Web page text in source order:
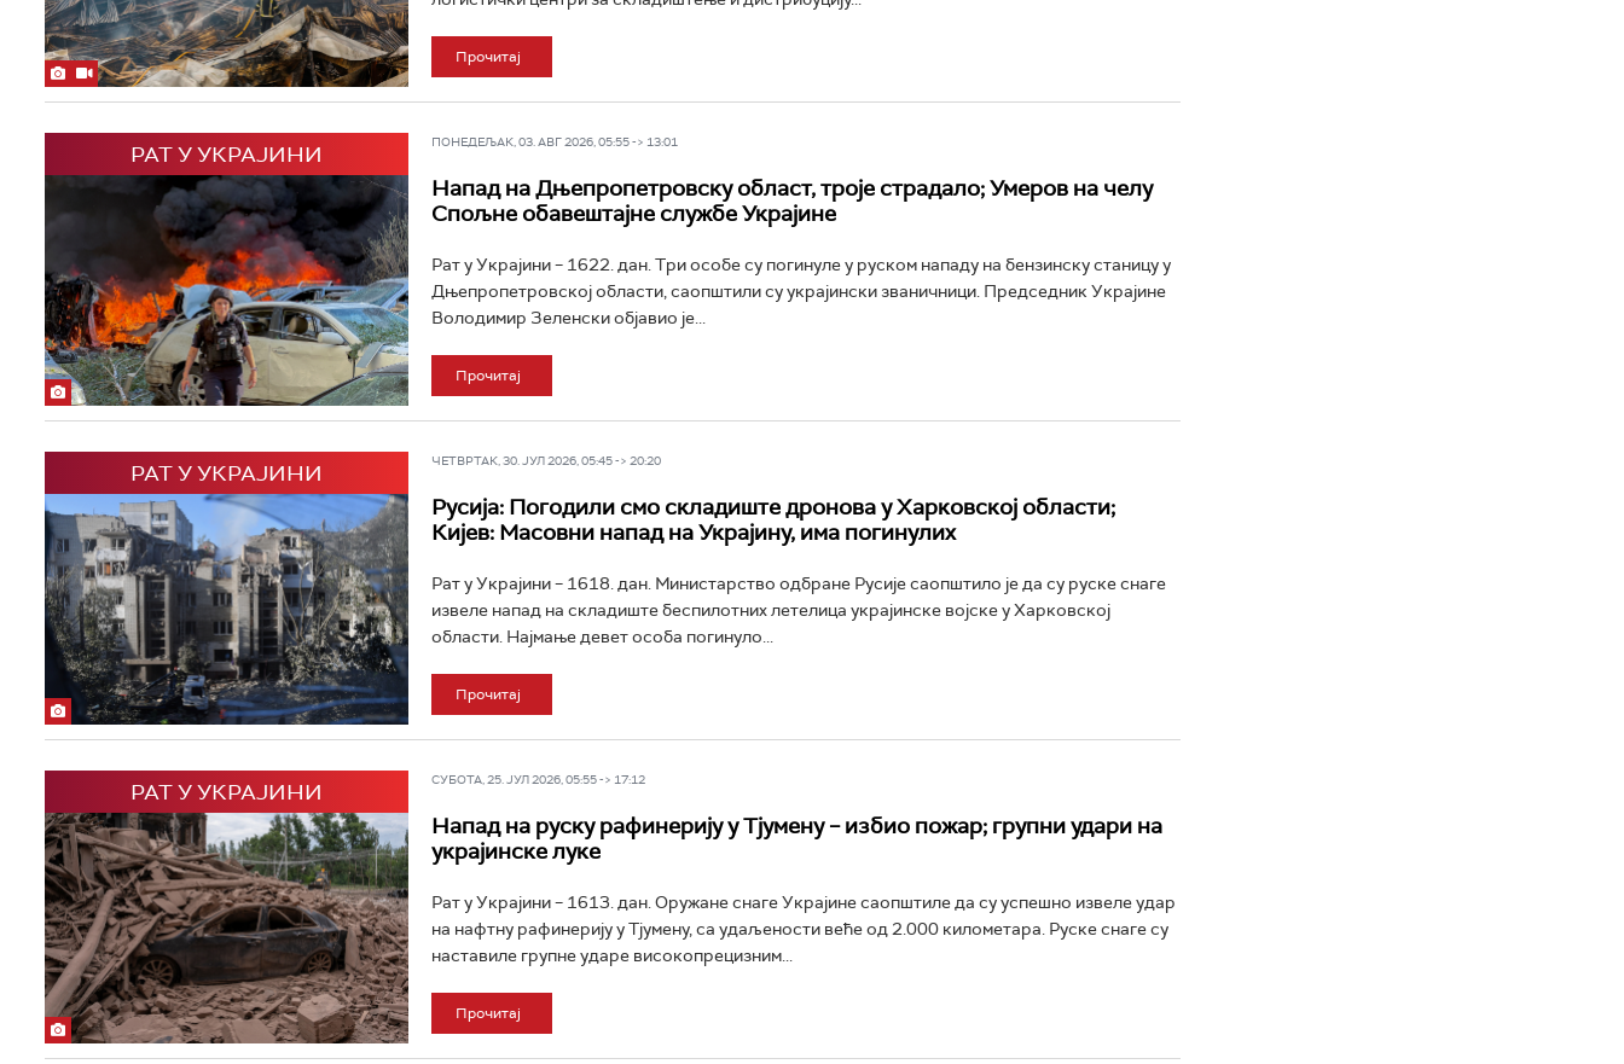
Прочитај
РАТ У УКРАЈИНИ ПОНЕДЕЉАК, 03. АВГ 2026, 05:55 -> 13:01
Напад на Дњепропетровску област, троје страдалo; Умеров на челу
Спољне обавештајне службе Украјине
Рат у Украјини – 1622. дан. Три особе су погинуле у руском нападу на бензинску станицу у
Дњепропетровској области, саопштили су украјински званичници. Председник Украјине
Володимир Зеленски објавио је...
Прочитај
РАТ У УКРАЈИНИ ЧЕТВРТАК, 30. ЈУЛ 2026, 05:45 -> 20:20
Русија: Погодили смо складиште дронова у Харковској области;
Кијев: Масовни напад на Украјину, има погинулих
Рат у Украјини – 1618. дан. Министарство одбране Русије саопштило је да су руске снаге
извеле напад на складиште беспилотних летелица украјинске војске у Харковској
области. Најмање девет особа погинуло...
Прочитај
РАТ У УКРАЈИНИ СУБОТА, 25. ЈУЛ 2026, 05:55 -> 17:12
Напад на руску рафинерију у Тјумену – избио пожар; групни удари на
украјинске луке
Рат у Украјини – 1613. дан. Оружане снаге Украјине саопштиле да су успешно извеле удар
на нафтну рафинерију у Тјумену, са удаљености веће од 2.000 километара. Руске снаге су
наставиле групне ударе високопрецизним...
Прочитај